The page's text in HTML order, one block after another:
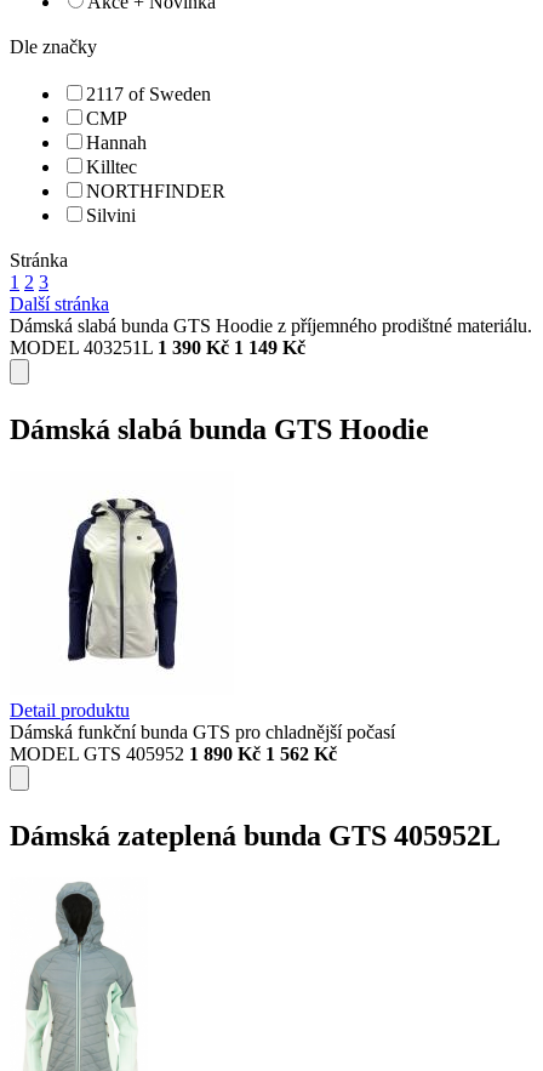
Dle značky
2117 of Sweden
CMP
Hannah
Killtec
NORTHFINDER
Silvini
Stránka
1 2 3
Další stránka
Dámská slabá bunda GTS Hoodie z příjemného prodištné materiálu.
MODEL 403251L 1 390 Kč 1 149 Kč
Dámská slabá bunda GTS Hoodie
Detail produktu
Dámská funkční bunda GTS pro chladnější počasí
MODEL GTS 405952 1 890 Kč 1 562 Kč
Dámská zateplená bunda GTS 405952L